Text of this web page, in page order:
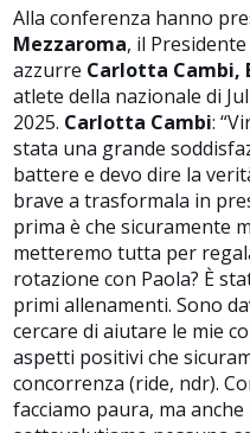
Alla conferenza hanno
Mezzaroma, il
azzurre Carlotta Cambi,
atlete della nazionale di
2025. Carlotta Cambi: “
stata una grande
battere e devo dire la
brave a trasformala in
prima è che sicuramente
metteremo tutta per
rotazione con Paola? È
primi allenamenti. Sono
cercare di aiutare le mie
aspetti positivi che
concorrenza (ride, ndr).
facciamo paura, ma